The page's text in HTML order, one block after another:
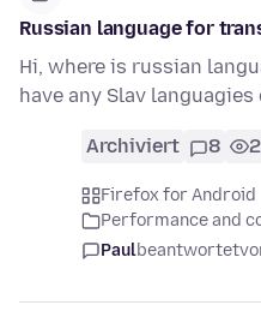
Russian language for
Hi, where is russian
have any Slav
Archiviert 8
Firefox for Android
Performance and
Paulbeantwortet